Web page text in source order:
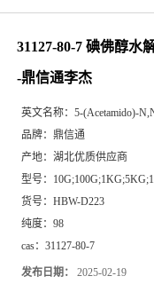
31127-80-7 碘佛醇水
-鼎信通李杰
英文名称： 5-(Acetamido)-
品牌： 鼎信通
产地： 湖北优质供应商
型号：
货号： HBW-D223
纯度： 98
cas： 31127-80-7
发布日期： 2025-02-19